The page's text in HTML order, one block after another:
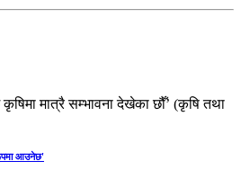
कृषिमा मात्रै सम्भावना देखेका छौँ’ (कृषि तथा
आउनेछ'